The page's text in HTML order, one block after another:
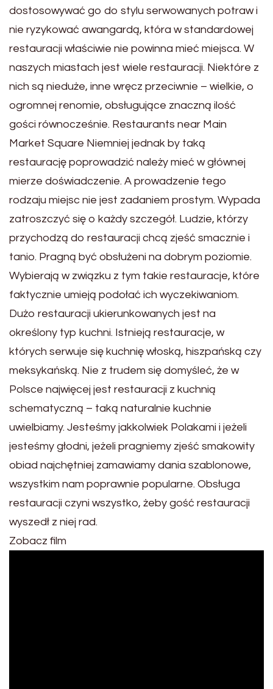
dostosowywać go do stylu serwowanych potraw i
nie ryzykować awangardą, która w standardowej
restauracji właściwie nie powinna mieć miejsca. W
naszych miastach jest wiele restauracji. Niektóre z
nich są nieduże, inne wręcz przeciwnie – wielkie, o
ogromnej renomie, obsługujące znaczną ilość
gości równocześnie. Restaurants near Main
Market Square Niemniej jednak by taką
restaurację poprowadzić należy mieć w głównej
mierze doświadczenie. A prowadzenie tego
rodzaju miejsc nie jest zadaniem prostym. Wypada
zatroszczyć się o każdy szczegół. Ludzie, którzy
przychodzą do restauracji chcą zjeść smacznie i
tanio. Pragną być obsłużeni na dobrym poziomie.
Wybierają w związku z tym takie restauracje, które
faktycznie umieją podołać ich wyczekiwaniom.
Dużo restauracji ukierunkowanych jest na
określony typ kuchni. Istnieją restauracje, w
których serwuje się kuchnię włoską, hiszpańską czy
meksykańską. Nie z trudem się domyśleć, że w
Polsce najwięcej jest restauracji z kuchnią
schematyczną – taką naturalnie kuchnie
uwielbiamy. Jesteśmy jakkolwiek Polakami i jeżeli
jesteśmy głodni, jeżeli pragniemy zjeść smakowity
obiad najchętniej zamawiamy dania szablonowe,
wszystkim nam poprawnie popularne. Obsługa
restauracji czyni wszystko, żeby gość restauracji
wyszedł z niej rad.
Zobacz film